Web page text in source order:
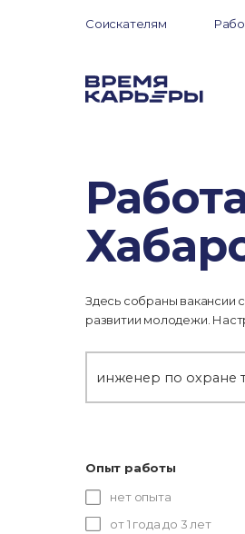
Соискателям
Здесь собраны вакансии
развитии молодежи.
Опыт работы
нет опыта
от 1 года до 3 лет